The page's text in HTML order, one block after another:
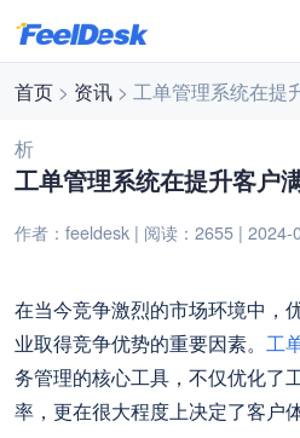
首页 > 资讯 > 工单管理系统在提
析
工单管理系统在提升客户
作者：feeldesk | 阅读：2655 | 2024-
在当今竞争激烈的市场环境中，
业取得竞争优势的重要因素。工
务管理的核心工具，不仅优化了
率，更在很大程度上决定了客户